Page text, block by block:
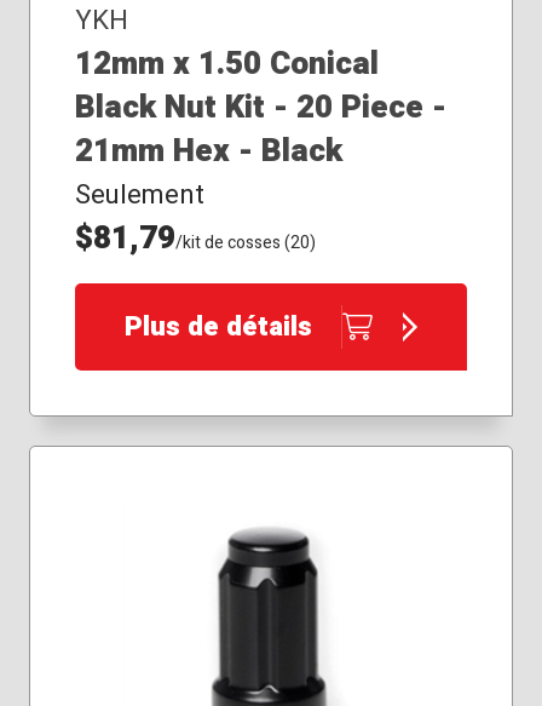
YKH
12mm x 1.50 Conical
Black Nut Kit - 20 Piece -
21mm Hex - Black
Seulement
$81,79/kit de cosses (20)
Plus de détails